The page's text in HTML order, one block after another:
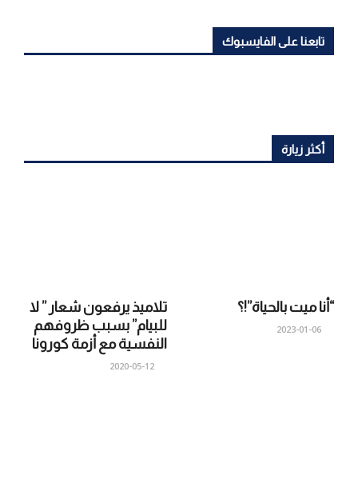
تابعنا على الفايسبوك
أكثر زيارة
تلاميذ يرفعون شعار ” لا
للبيام” بسبب ظروفهم
النفسية مع أزمة كورونا
2020-05-12
“أنا ميت بالحياة”!؟
2023-01-06